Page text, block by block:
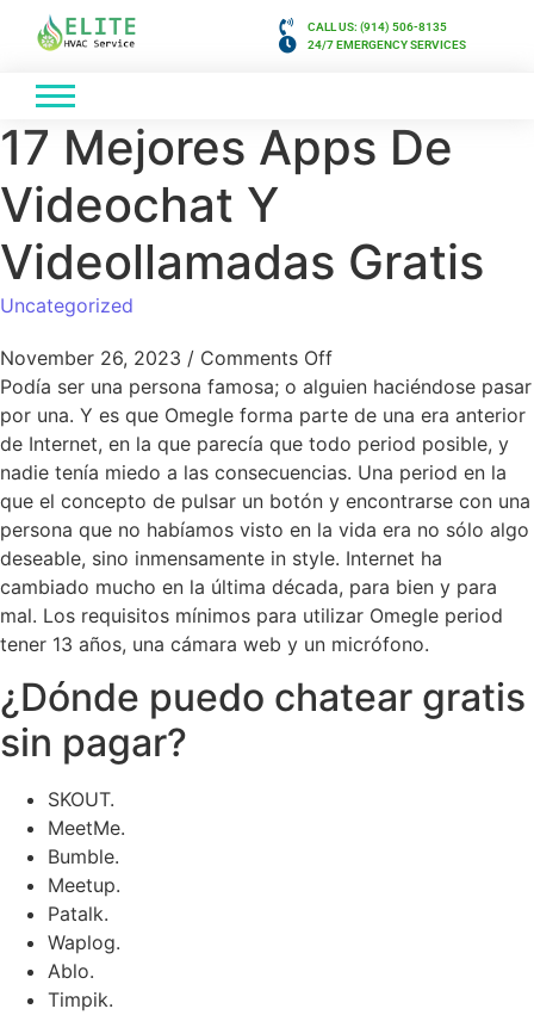
CALL US: (914) 506-8135
24/7 EMERGENCY SERVICES
17 Mejores Apps De
Videochat Y
Videollamadas Gratis
Uncategorized
November 26, 2023 / Comments Off
Podía ser una persona famosa; o alguien haciéndose pasar
por una. Y es que Omegle forma parte de una era anterior
de Internet, en la que parecía que todo period posible, y
nadie tenía miedo a las consecuencias. Una period en la
que el concepto de pulsar un botón y encontrarse con una
persona que no habíamos visto en la vida era no sólo algo
deseable, sino inmensamente in style. Internet ha
cambiado mucho en la última década, para bien y para
mal. Los requisitos mínimos para utilizar Omegle period
tener 13 años, una cámara web y un micrófono.
¿Dónde puedo chatear gratis
sin pagar?
SKOUT.
MeetMe.
Bumble.
Meetup.
Patalk.
Waplog.
Ablo.
Timpik.